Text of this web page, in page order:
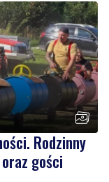
Rodzinny
gości